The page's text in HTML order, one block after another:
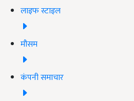
लाइफ स्टाइल
मौसम
कंपनी समाचार